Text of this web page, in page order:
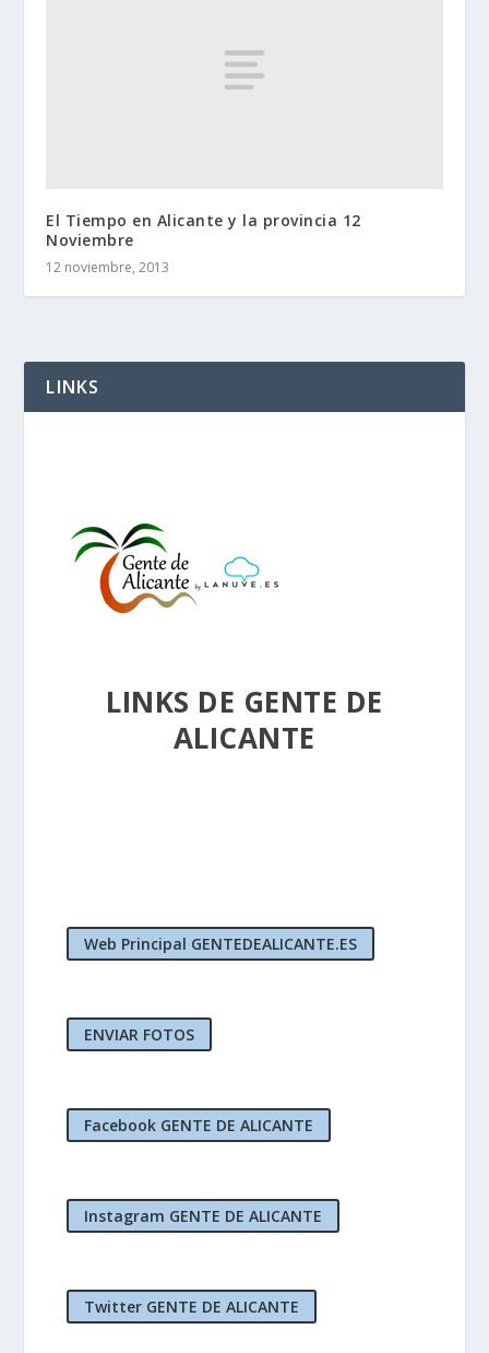
El Tiempo en Alicante y la provincia 12
Noviembre
12 noviembre, 2013
LINKS
LINKS DE GENTE DE
ALICANTE
Web Principal GENTEDEALICANTE.ES
ENVIAR FOTOS
Facebook GENTE DE ALICANTE
Instagram GENTE DE ALICANTE
Twitter GENTE DE ALICANTE